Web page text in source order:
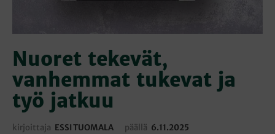
Nuoret tekevät,
vanhemmat tukevat ja
työ jatkuu
kirjoittaja ESSI TUOMALA päällä 6.11.2025